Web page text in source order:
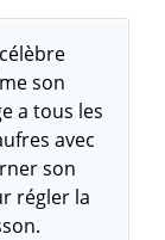
son
a tous les
avec
son
régler la